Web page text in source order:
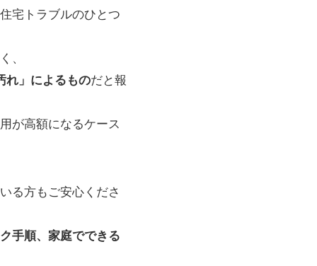
宅トラブルのひとつ
、
れ」によるものだと報
が高額になるケース
る方もご安心くださ
手順、家庭でできる